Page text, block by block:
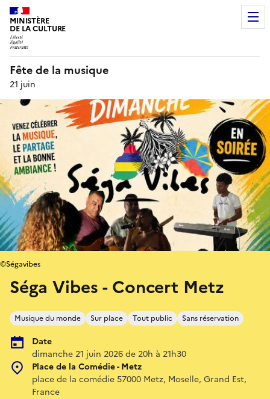
MINISTÈRE
DE LA CULTURE
Fête de la musique
21 juin
Séga Vibes - Concert Metz
Musique du monde Sur place Tout public Sans réservation
Date
dimanche 21 juin 2026 de 20h à 21h30
Place de la Comédie - Metz
place de la comédie 57000 Metz, Moselle, Grand Est,
France
©Ségavibes